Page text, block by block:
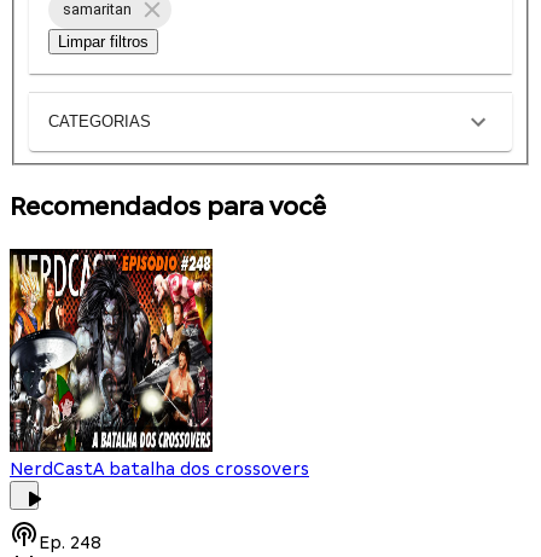
samaritan
Limpar filtros
CATEGORIAS
Recomendados para você
NerdCastA batalha dos crossovers
Ep. 248